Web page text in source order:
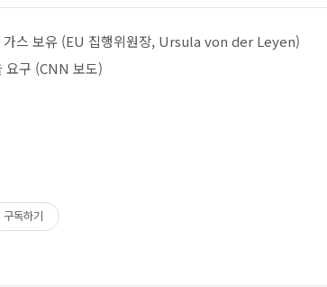
가스 보유 (EU 집행위원장, Ursula von der Leyen)
요구 (CNN 보도)
구독하기